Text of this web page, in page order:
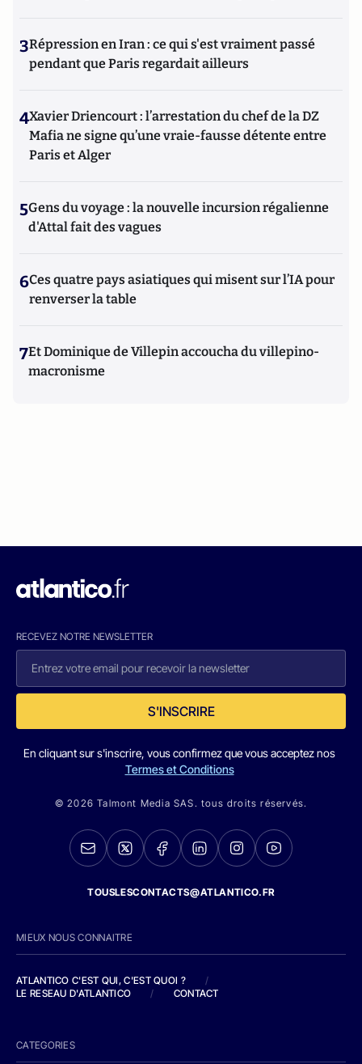
3Répression en Iran : ce qui s'est vraiment passé
pendant que Paris regardait ailleurs
4Xavier Driencourt : l’arrestation du chef de la DZ
Mafia ne signe qu’une vraie-fausse détente entre
Paris et Alger
5Gens du voyage : la nouvelle incursion régalienne
d'Attal fait des vagues
6Ces quatre pays asiatiques qui misent sur l’IA pour
renverser la table
7Et Dominique de Villepin accoucha du villepino-
macronisme
RECEVEZ NOTRE NEWSLETTER
S'INSCRIRE
En cliquant sur s'inscrire, vous confirmez que vous acceptez nos
Termes et Conditions
© 2026 Talmont Media SAS. tous droits réservés.
TOUSLESCONTACTS@ATLANTICO.FR
MIEUX NOUS CONNAITRE
ATLANTICO C'EST QUI, C'EST QUOI ?
/
LE RESEAU D'ATLANTICO
/ CONTACT
CATEGORIES